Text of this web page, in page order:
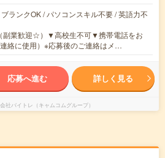
ランクOK / パソコンスキル不要 / 英語力不
副業歓迎☆）▼高校生不可▼携帯電話をお
絡に使用）※応募後のご連絡はメ…
応募へ進む 詳しく見る
社バイトレ（キャムコムグループ）